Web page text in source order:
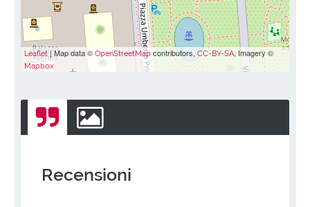
Leaflet| Map data © OpenStreetMap contributors, CC-BY-SA, Imagery ©
Mapbox
Recensioni